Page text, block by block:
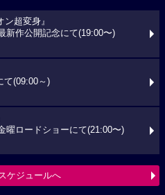
ン超変身』
新作公開記念にて(19:00〜)
て(09:00～)
曜ロードショーにて(21:00〜)
ケジュールへ